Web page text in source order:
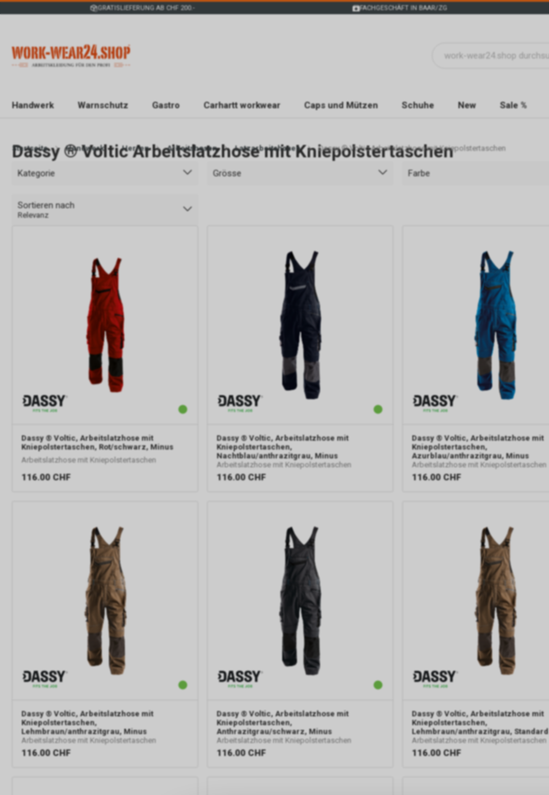
GRATISLIEFERUNG AB CHF 200.- FACHGESCHÄFT IN BAAR/ZG
Handwerk Warnschutz Gastro Carhartt workwear Caps und Mützen Schuhe New Sale %
Startseite Handwerk Herren Arbeitshosen Latzarbeitshosen Dassy ® Voltic Arbeitslatzhose mit Kniepolstertaschen
Dassy ® Voltic Arbeitslatzhose mit Kniepolstertaschen
Kategorie Grösse Farbe
Sortieren nach
Relevanz
Dassy ® Voltic, Arbeitslatzhose mit
Kniepolstertaschen, Rot/schwarz, Minus
Arbeitslatzhose mit Kniepolstertaschen
116.00 CHF
Dassy ® Voltic, Arbeitslatzhose mit
Kniepolstertaschen,
Nachtblau/anthrazitgrau, Minus
Arbeitslatzhose mit Kniepolstertaschen
116.00 CHF
Dassy ® Voltic, Arbeitslatzhose mit
Kniepolstertaschen,
Azurblau/anthrazitgrau, Minus
Arbeitslatzhose mit Kniepolstertaschen
116.00 CHF
Dassy ® Voltic, Arbeitslatzhose mit
Kniepolstertaschen,
Lehmbraun/anthrazitgrau, Minus
Arbeitslatzhose mit Kniepolstertaschen
116.00 CHF
Dassy ® Voltic, Arbeitslatzhose mit
Kniepolstertaschen,
Anthrazitgrau/schwarz, Minus
Arbeitslatzhose mit Kniepolstertaschen
116.00 CHF
Dassy ® Voltic, Arbeitslatzhose mit
Kniepolstertaschen,
Lehmbraun/anthrazitgrau, Standard
Arbeitslatzhose mit Kniepolstertaschen
116.00 CHF